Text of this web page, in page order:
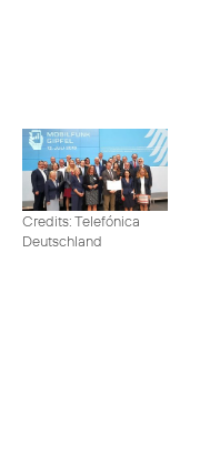
Credits: Telefónica
Deutschland